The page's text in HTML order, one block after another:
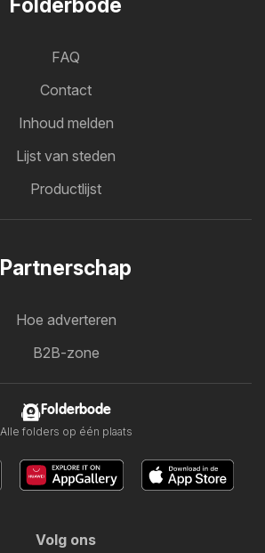
Folderbode
FAQ
Contact
Inhoud melden
Lijst van steden
Productlijst
Partnerschap
Hoe adverteren
B2B-zone
Folderbode
Alle folders op één plaats
Volg ons